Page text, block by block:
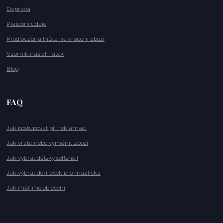
Doprava
Platební údaje
Prodloužená lhůta na vrácení zboží
Vzorník našich látek
Blog
FAQ
Jak postupovat při reklamaci
Jak vrátit nebo vyměnit zboží
Jak vybrat dětský softshell
Jak vybrat domeček pro mazlíčka
Jak měříme oblečení